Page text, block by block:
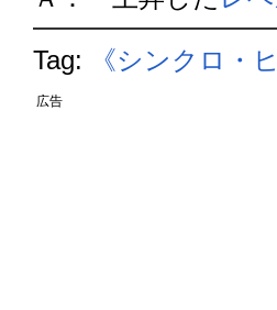
Tag: 《シンクロ・
広告